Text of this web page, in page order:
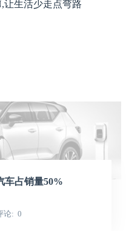
车占销量50%
论 0